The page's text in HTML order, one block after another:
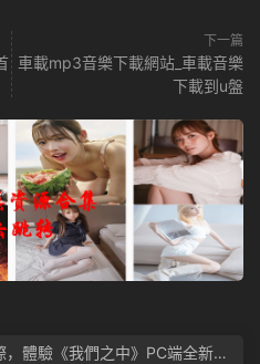
下一篇
車載mp3音樂下載網站_車載音樂
下載到u盤
，體驗《我們之中》PC端全新版